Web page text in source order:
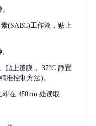
(SABC)工作液，贴上
贴上覆膜， 37°C 静置
准控制方法)。
在 450nm 处读取